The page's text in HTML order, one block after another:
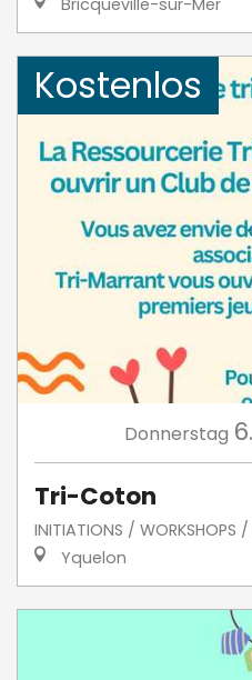
Bricqueville-sur-Mer
Kostenlos
Donnerstag 6.
Tri-Coton
INITIATIONS / WORKSHOPS /
Yquelon